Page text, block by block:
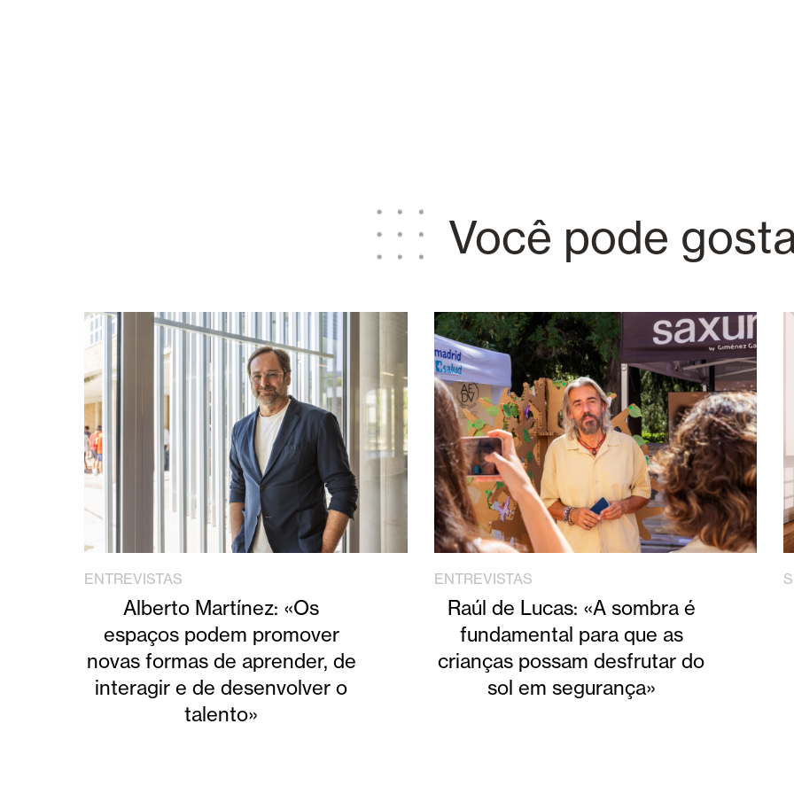
Você pode
ENTREVISTAS
Alberto Martínez: «Os
espaços podem promover
novas formas de aprender, de
interagir e de desenvolver o
talento»
ENTREVISTAS
Raúl de Lucas: «A sombra é
fundamental para que as
crianças possam desfrutar do
sol em segurança»